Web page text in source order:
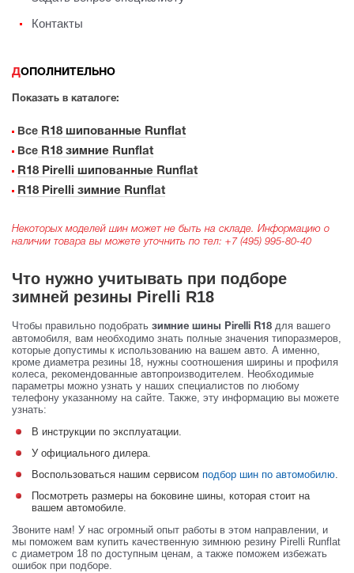
Контакты
ДОПОЛНИТЕЛЬНО
Показать в каталоге:
Все R18 шипованные Runflat
Все R18 зимние Runflat
R18 Pirelli шипованные Runflat
R18 Pirelli зимние Runflat
Некоторых моделей шин может не быть на складе. Информацию о
наличии товара вы можете уточнить по тел: +7 (495) 995-80-40
Что нужно учитывать при подборе
зимней резины Pirelli R18
Чтобы правильно подобрать зимние шины Pirelli R18 для вашего
автомобиля, вам необходимо знать полные значения типоразмеров,
которые допустимы к использованию на вашем авто. А именно,
кроме диаметра резины 18, нужны соотношения ширины и профиля
колеса, рекомендованные автопроизводителем. Необходимые
параметры можно узнать у наших специалистов по любому
телефону указанному на сайте. Также, эту информацию вы можете
узнать:
В инструкции по эксплуатации.
У официального дилера.
Воспользоваться нашим сервисом подбор шин по автомобилю
Посмотреть размеры на боковине шины, которая стоит на
вашем автомобиле.
Звоните нам! У нас огромный опыт работы в этом направлении, и
мы поможем вам купить качественную зимнюю резину Pirelli Runflat
с диаметром 18 по доступным ценам, а также поможем избежать
ошибок при подборе.